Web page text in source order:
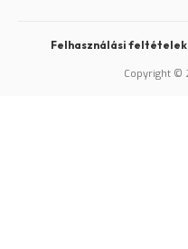
Copyright ©
Felhasználási feltételek